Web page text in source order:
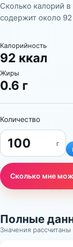
Сколько калорий в
содержит около 92
Калорийность
92 ккал
Жиры
0.6 г
Количество
г
Сколько мне
Полные
Значения